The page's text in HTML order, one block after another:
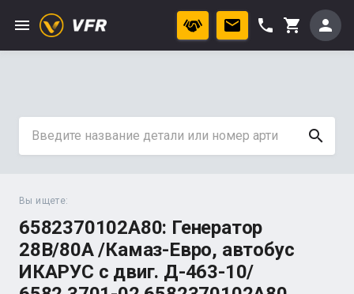
menu phone shopping_cart person
search
Вы ищете:
6582370102A80: Генератор
28В/80А /Камаз-Евро, автобус
ИКАРУС с двиг. Д-463-10/